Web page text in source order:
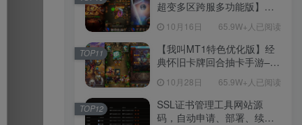
超变多区跨服多功能版】三
理单机一键即玩镜像端-打包
Linux服务端源码-视频架设
教程
10月16日 65.9W+人已阅读
【我叫MT1特色优化版】经
典怀旧卡牌回合抽卡手游–打
教程-多功能GM后台工具-网
页注册-安卓版本！
10月28日 65.9W+人已阅读
TOP11
SSL证书管理工具网站源
码，自动申请、部署、续期
TOP12